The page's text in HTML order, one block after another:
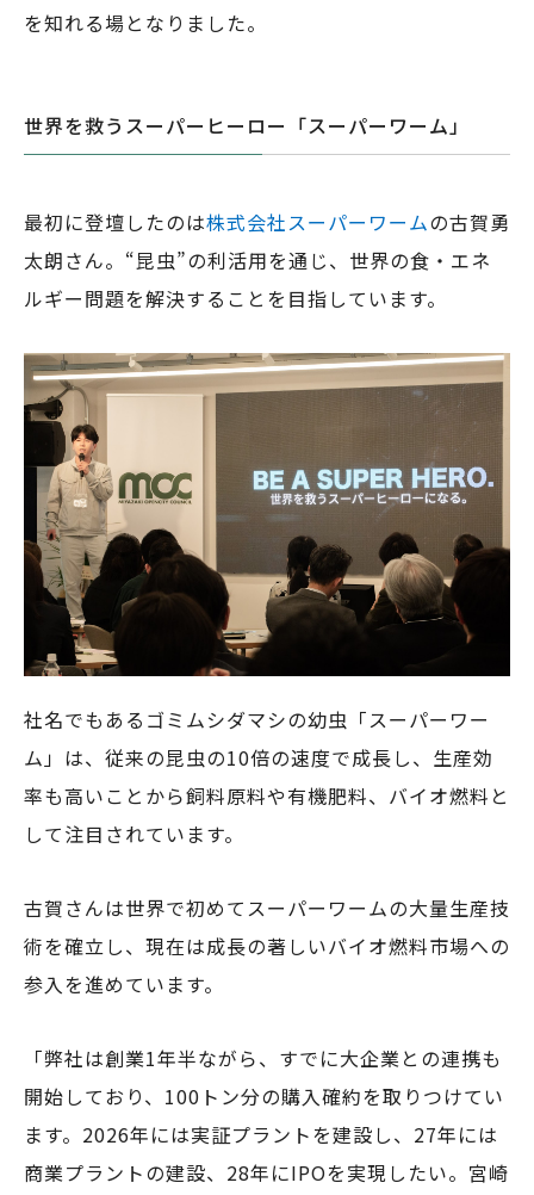
を知れる場となりました。
世界を救うスーパーヒーロー「スーパーワーム」
最初に登壇したのは株式会社スーパーワームの古賀勇
太朗さん。“昆虫”の利活用を通じ、世界の食・エネ
ルギー問題を解決することを目指しています。
社名でもあるゴミムシダマシの幼虫「スーパーワー
ム」は、従来の昆虫の10倍の速度で成長し、生産効
率も高いことから飼料原料や有機肥料、バイオ燃料と
して注目されています。
古賀さんは世界で初めてスーパーワームの大量生産技
術を確立し、現在は成長の著しいバイオ燃料市場への
参入を進めています。
「弊社は創業1年半ながら、すでに大企業との連携も
開始しており、100トン分の購入確約を取りつけてい
ます。2026年には実証プラントを建設し、27年には
商業プラントの建設、28年にIPOを実現したい。宮崎